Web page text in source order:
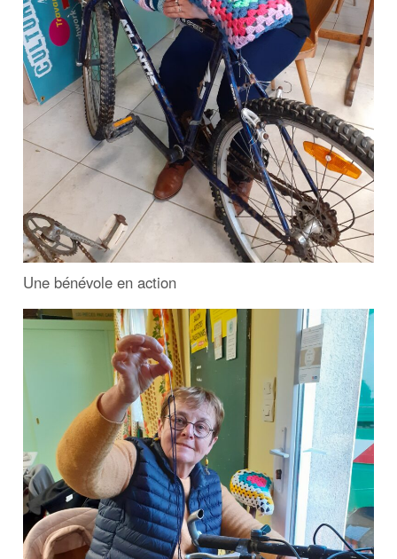
Une bénévole en action